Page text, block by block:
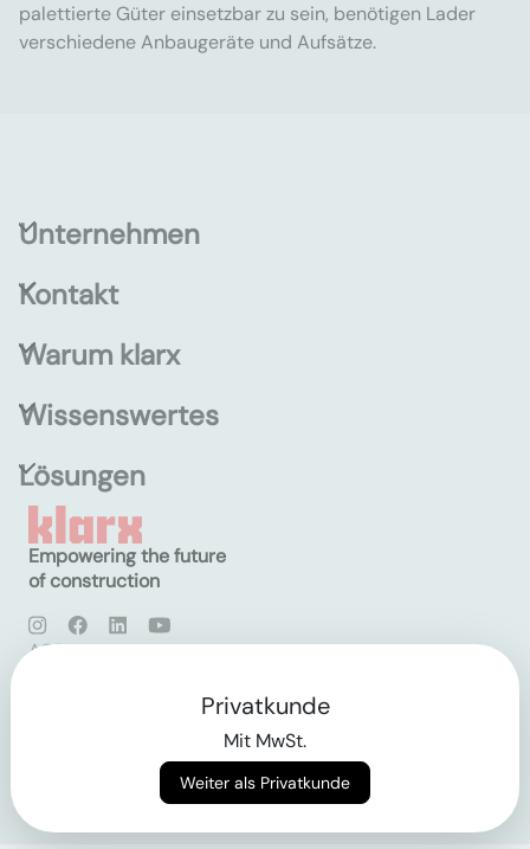
palettierte Güter einsetzbar zu sein, benötigen Lader
verschiedene Anbaugeräte und Aufsätze.
Unternehmen
Kontakt
Warum klarx
Wissenswertes
Lösungen
Empowering the future
of construction
AGB
Privatkunde
Mit MwSt.
Weiter als Privatkunde